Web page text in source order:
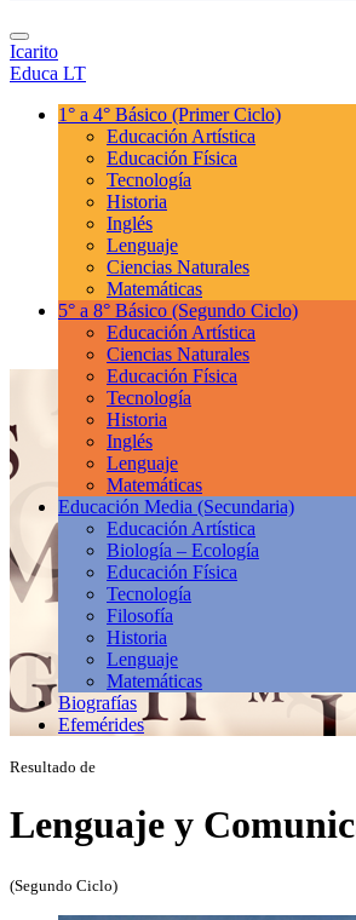
Icarito
Educa LT
1° a 4° Básico (Primer Ciclo)
Educación Artística
Educación Física
Tecnología
Historia
Inglés
Lenguaje
Ciencias Naturales
Matemáticas
5° a 8° Básico (Segundo Ciclo)
Educación Artística
Ciencias Naturales
Educación Física
Tecnología
Historia
Inglés
Lenguaje
Matemáticas
Educación Media (Secundaria)
Educación Artística
Biología – Ecología
Educación Física
Tecnología
Filosofía
Historia
Lenguaje
Matemáticas
Biografías
Efemérides
Resultado de
Lenguaje y
(Segundo Ciclo)